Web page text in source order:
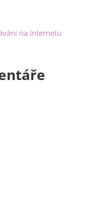
na Internetu